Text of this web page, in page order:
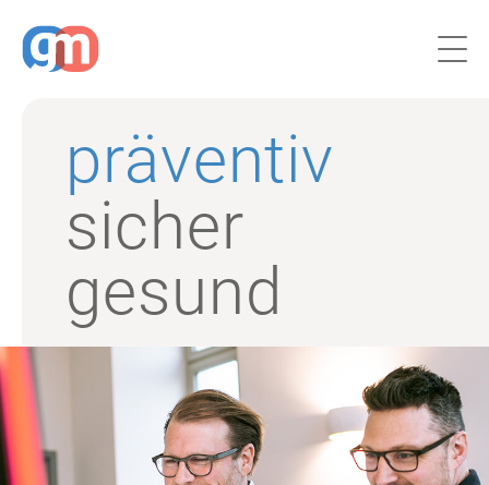
präventiv
sicher
gesund